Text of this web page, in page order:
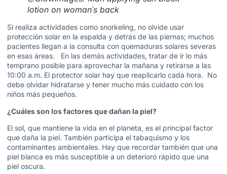
lotion on woman´s back
Si realiza actividades como snorkeling, no olvide usar
protección solar en la espalda y detrás de las piernas; muchos
pacientes llegan a la consulta con quemaduras solares severas
en esas áreas. En las demás actividades, tratar de ir lo más
temprano posible para aprovechar la mañana y retirarse a las
10:00 a.m. El protector solar hay que reaplicarlo cada hora. No
debe olvidar hidratarse y tener mucho más cuidado con los
niños más pequeños.
¿Cuáles son los factores que dañan la piel?
El sol, que mantiene la vida en el planeta, es el principal factor
que daña la piel. También participa el tabaquismo y los
contaminantes ambientales. Hay que recordar también que una
piel blanca es más susceptible a un deterioro rápido que una
piel oscura.